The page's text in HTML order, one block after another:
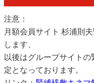
注意：
月額会員サイト 杉浦則
します、
以後はグループサイト
定となっております。